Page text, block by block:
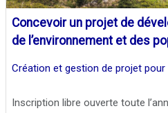
Concevoir un projet de
de l’environnement et des
Création et gestion de projet
Inscription libre ouverte toute